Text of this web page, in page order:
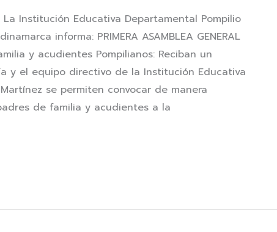
La Institución Educativa Departamental Pompilio
informa: PRIMERA ASAMBLEA GENERAL
y acudientes Pompilianos: Reciban un
y el equipo directivo de la Institución Educativa
se permiten convocar de manera
de familia y acudientes a la